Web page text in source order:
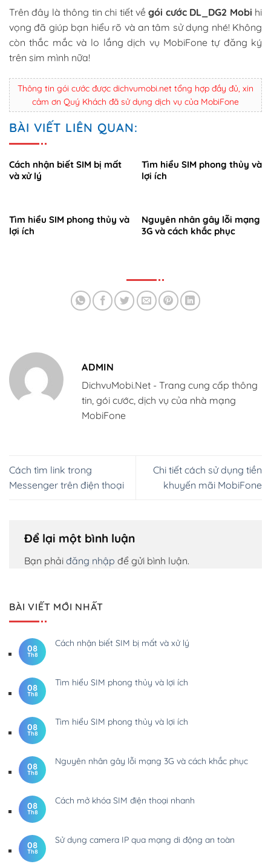
Trên đây là thông tin chi tiết vềgói cước DL_DG2 Mobi hi
vọng đã giúp bạn hiểu rõ và an tâm sử dụng nhé! Không
còn thắc mắc và lo lắng dịch vụ MobiFone tự đăng ký
trên sim mình nữa!
Thông tin gói cước được dichvumobi.net tổng hợp đầy đủ, xin
cảm ơn Quý Khách đã sử dụng dịch vụ của MobiFone
BÀI VIẾT LIÊN QUAN:
Cách nhận biết SIM bị mất
và xử lý
Tìm hiểu SIM phong thủy và
lợi ích
Tìm hiểu SIM phong thủy và
lợi ích
Nguyên nhân gây lỗi mạng
3G và cách khắc phục
ADMIN
DichvuMobi.Net - Trang cung cấp thông
tin, gói cước, dịch vụ của nhà mạng
MobiFone
Cách tìm link trong
Messenger trên điện thoại
Chi tiết cách sử dụng tiền
khuyến mãi MobiFone
Để lại một bình luận
Bạn phải đăng nhập để gửi bình luận.
BÀI VIẾT MỚI NHẤT
08
Th8
Cách nhận biết SIM bị mất và xử lý
08
Th8
Tìm hiểu SIM phong thủy và lợi ích
08
Th8
Tìm hiểu SIM phong thủy và lợi ích
08
Th8
Nguyên nhân gây lỗi mạng 3G và cách khắc phục
08
Th8
Cách mở khóa SIM điện thoại nhanh
08
Th8
Sử dụng camera IP qua mạng di động an toàn